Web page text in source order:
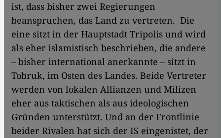
ist, dass bisher zwei Regierungen
beanspruchen, das Land zu vertreten. Die
eine sitzt in der Hauptstadt Tripolis und wird
als eher islamistisch beschrieben, die andere
– bisher international anerkannte – sitzt in
Tobruk, im Osten des Landes. Beide Vertreter
werden von lokalen Allianzen und Milizen
eher aus taktischen als aus ideologischen
Gründen unterstützt. Und an der Frontlinie
beider Rivalen hat sich der IS eingenistet, der